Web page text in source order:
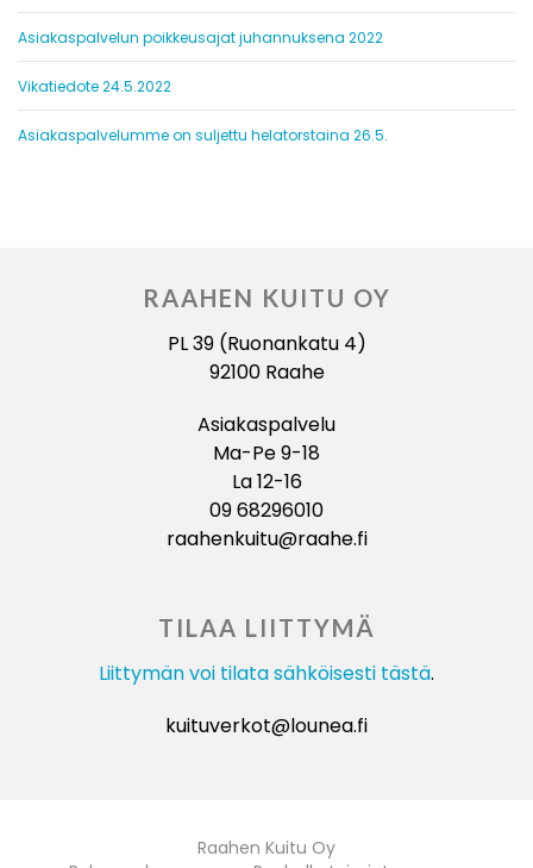
Asiakaspalvelun poikkeusajat juhannuksena 2022
Vikatiedote 24.5.2022
Asiakaspalvelumme on suljettu helatorstaina 26.5.
RAAHEN KUITU OY
PL 39 (Ruonankatu 4)
92100 Raahe
Asiakaspalvelu
Ma-Pe 9-18
La 12-16
09 68296010
raahenkuitu@raahe.fi
TILAA LIITTYMÄ
Liittymän voi tilata sähköisesti tästä.
kuituverkot@lounea.fi
Raahen Kuitu Oy